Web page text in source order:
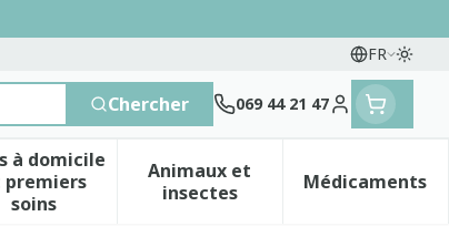
FR
Langues
Chercher 069 44 21 47
Menu client
enfantsVitalité 50+
menu pour la catégorie Naturopathie
à domicile
premiers
soins
Afficher le sous-menu pour la catégorie
Animaux et
insectesAfficher le sous-menu
Médicaments
Afficher